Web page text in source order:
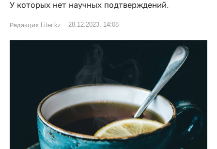
У которых нет научных подтверждений.
Редакция Liter.kz 28.12.2023, 14:08